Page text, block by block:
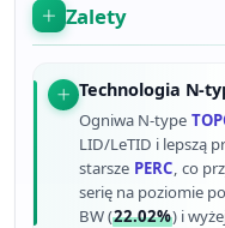
Zalety
Technologia N-
Ogniwa N-type
LID/LeTID i lepszą
starsze PERC, co
serię na poziomie
BW (22.02%) i